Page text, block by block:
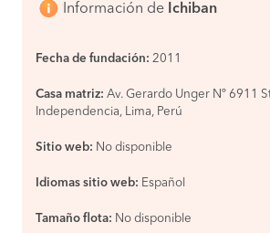
Información de Ichiban
Fecha de fundación: 2011
Casa matriz: Av. Gerardo Unger Nº 6911
Independencia, Lima, Perú
Sitio web: No disponible
Idiomas sitio web: Español
Tamaño flota: No disponible